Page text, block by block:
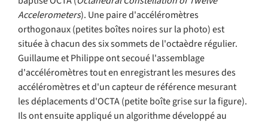
Accelerometers). Une paire d'accéléromètres
orthogonaux (petites boîtes noires sur la photo) est
située à chacun des six sommets de l'octaèdre régulier.
Guillaume et Philippe ont secoué l'assemblage
d'accéléromètres tout en enregistrant les mesures des
accéléromètres et d'un capteur de référence mesurant
les déplacements d'OCTA (petite boîte grise sur la figure).
Ils ont ensuite appliqué un algorithme développé au